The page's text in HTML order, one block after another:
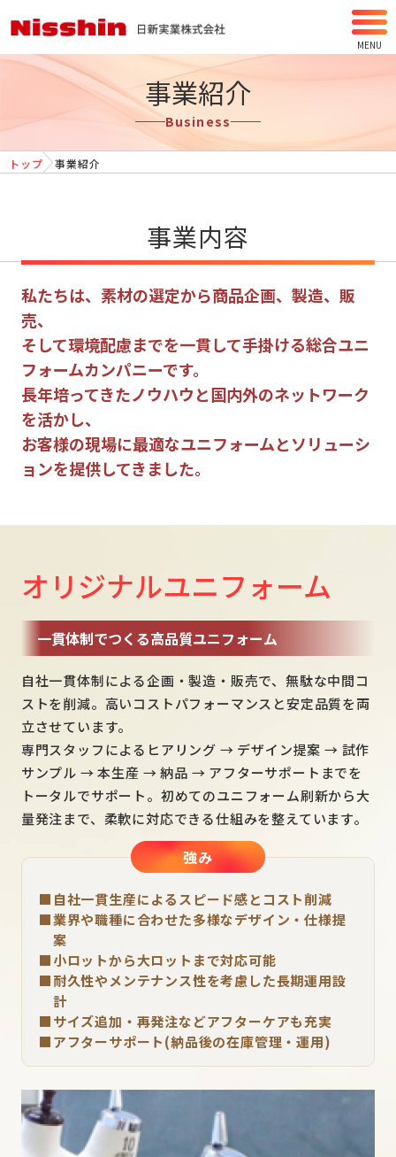
MENU
事業紹介
Business
トップ 事業紹介
事業内容
私たちは、素材の選定から商品企画、製造、販
売、
そして環境配慮までを一貫して手掛ける総合ユニ
フォームカンパニーです。
長年培ってきたノウハウと国内外のネットワーク
を活かし、
お客様の現場に最適なユニフォームとソリューシ
ョンを提供してきました。
オリジナルユニフォーム
一貫体制でつくる高品質ユニフォーム
自社一貫体制による企画・製造・販売で、無駄な中間コ
ストを削減。高いコストパフォーマンスと安定品質を両
立させています。
専門スタッフによるヒアリング → デザイン提案 → 試作
サンプル → 本生産 → 納品 → アフターサポートまでを
トータルでサポート。初めてのユニフォーム刷新から大
量発注まで、柔軟に対応できる仕組みを整えています。
強み
自社一貫生産によるスピード感とコスト削減
業界や職種に合わせた多様なデザイン・仕様提
案
小ロットから大ロットまで対応可能
耐久性やメンテナンス性を考慮した長期運用設
計
サイズ追加・再発注などアフターケアも充実
アフターサポート(納品後の在庫管理・運用)